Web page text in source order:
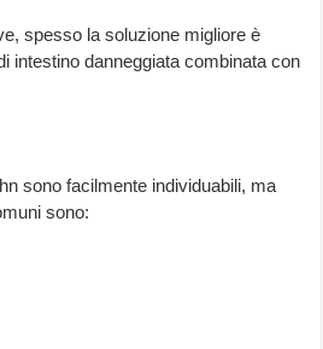
spesso la soluzione migliore è
intestino danneggiata combinata con
sono facilmente individuabili, ma
sono: